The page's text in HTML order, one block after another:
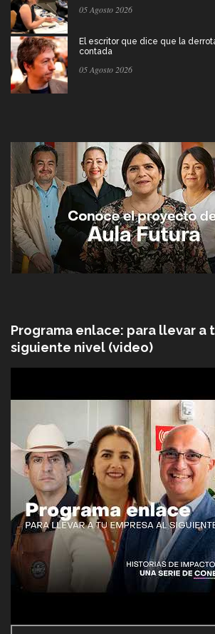
05 Agosto 2026
El escritor que dice que la
contada
05 Agosto 2026
Programa enlace: para llevar a
siguiente nivel (video)